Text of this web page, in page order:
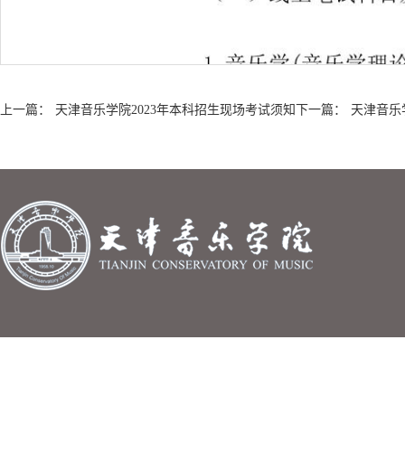
上一篇： 天津音乐学院2023年本科招生现场考试须知 下一篇： 天津音乐